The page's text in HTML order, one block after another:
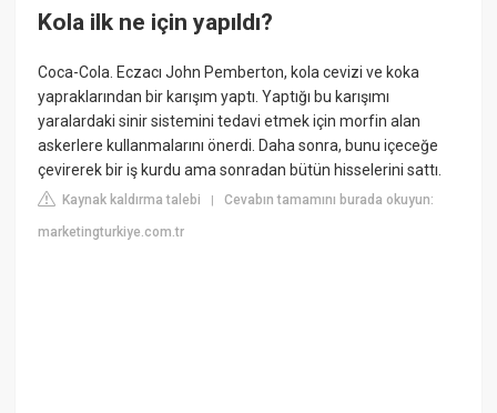
Kola ilk ne için yapıldı?
Coca-Cola. Eczacı John Pemberton, kola cevizi ve koka
yapraklarından bir karışım yaptı. Yaptığı bu karışımı
yaralardaki sinir sistemini tedavi etmek için morfin alan
askerlere kullanmalarını önerdi. Daha sonra, bunu içeceğe
çevirerek bir iş kurdu ama sonradan bütün hisselerini sattı.
Kaynak kaldırma talebi |Cevabın tamamını burada okuyun:
marketingturkiye.com.tr